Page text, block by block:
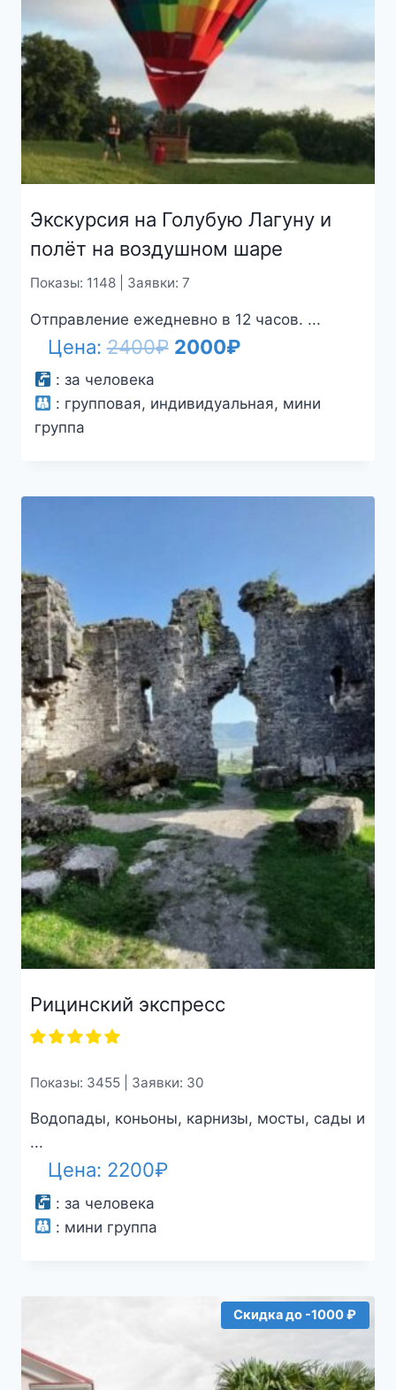
Экскурсия на Голубую Лагуну и
полёт на воздушном шаре
Показы: 1148 | Заявки: 7
Отправление ежедневно в 12 часов. ...
Цена:2400₽ Первоначальная
составляла
2000₽Текущая
2000₽.
: за человека
: групповая, индивидуальная, мини
группа
Рицинский экспресс
Показы: 3455 | Заявки: 30
Водопады, коньоны, карнизы, мосты, сады и
...
Цена: 2200₽
: за человека
: мини группа
Скидка до -1000 ₽